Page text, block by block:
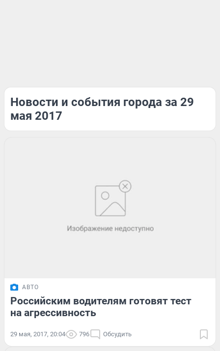
Новости и события города за 29
мая 2017
АВТО
Российским водителям готовят тест
на агрессивность
29 мая, 2017, 20:04 796 Обсудить